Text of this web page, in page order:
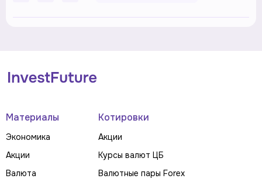
Материалы
Экономика
Акции
Валюта
Котировки
Акции
Курсы валют ЦБ
Валютные пары Forex